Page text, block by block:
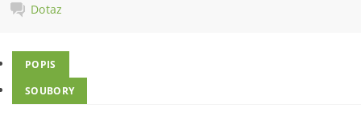
Dotaz
POPIS
SOUBORY